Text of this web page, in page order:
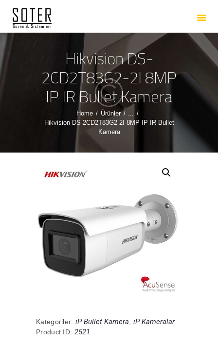
Hikvision DS-
2CD2T83G2-2I 8MP
IP IR Bullet Kamera
Home Ürünler
...
Hikvision DS-2CD2T83G2-2I 8MP IP IR Bullet
Kamera
ANASAYFA
HAKKIMIZDA
HIZMETLERIMIZ
ÜRÜNLERIMIZ
REFERANSLARIMIZ
İLETIŞIM
Kategoriler: iP Bullet Kamera iP Kameralar
Product ID: 2521